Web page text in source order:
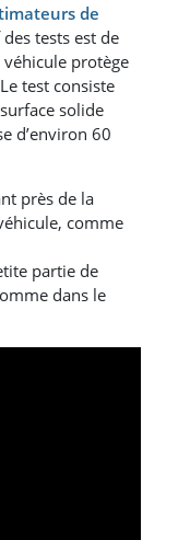
de
des tests est de
protège
test consiste
solide
d’environ 60
près de la
comme
partie de
dans le